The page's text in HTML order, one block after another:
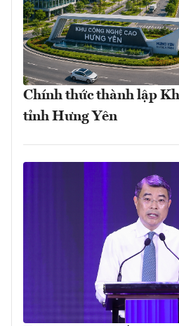
Chính thức thành lập
tỉnh Hưng Yên